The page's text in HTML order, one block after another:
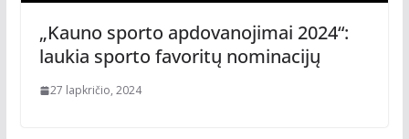
„Kauno sporto apdovanojimai 2024“:
laukia sporto favoritų nominacijų
27 lapkričio, 2024